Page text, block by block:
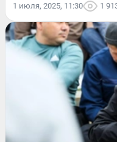
1 июля, 2025, 11:30 1